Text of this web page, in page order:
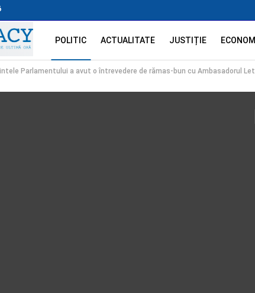
POLITIC ACTUALITATE JUSTIȚIE
Parlamentului a avut o întrevedere de rămas-bun cu Ambasadorul